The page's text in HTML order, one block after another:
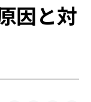
因と対